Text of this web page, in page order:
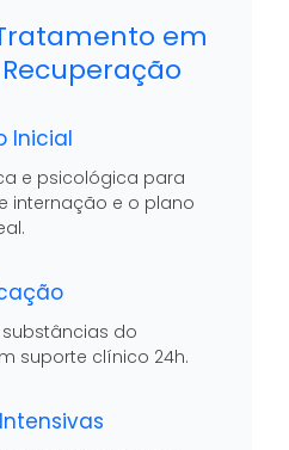
em
Inicial
e psicológica para
internação e o plano
do
suporte clínico 24h.